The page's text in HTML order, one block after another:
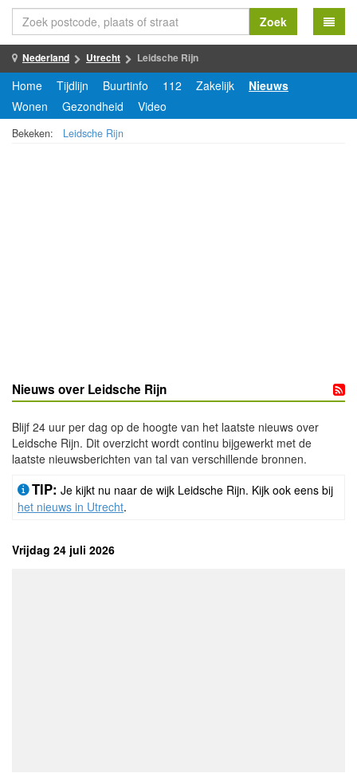
Zoek
Nederland Utrecht Leidsche Rijn
Home Tijdlijn Buurtinfo 112 Zakelijk
Nieuws
Wonen
Gezondheid Video
Bekeken: Leidsche Rijn
Nieuws over Leidsche Rijn
Blijf 24 uur per dag op de hoogte van het laatste nieuws over
Leidsche Rijn. Dit overzicht wordt continu bijgewerkt met de
laatste nieuwsberichten van tal van verschillende bronnen.
TIP: Je kijkt nu naar de wijk Leidsche Rijn. Kijk ook eens bij
het nieuws in Utrecht.
Vrijdag 24 juli 2026